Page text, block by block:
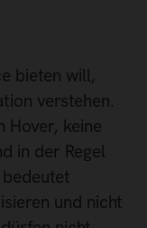
bieten will,
verstehen.
Hover, keine
in der Regel
und nicht